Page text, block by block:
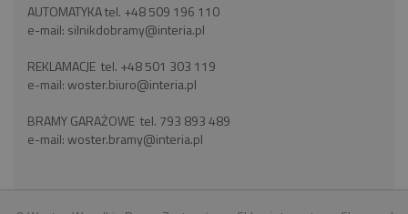
AUTOMATYKA tel. +48 509 196 110
e-mail: silnikdobramy@interia.pl
REKLAMACJE tel. +48 501 303 119
e-mail:woster.biuro@interia.pl
BRAMY GARAŻOWE tel. 793 893 489
e-mail:woster.bramy@interia.pl